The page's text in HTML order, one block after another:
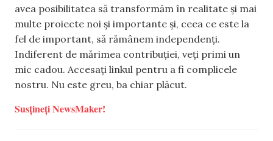
avea posibilitatea să transformăm în realitate și mai
multe proiecte noi și importante și, ceea ce este la
fel de important, să rămânem independenți.
Indiferent de mărimea contribuției, veți primi un
mic cadou. Accesați linkul pentru a fi complicele
nostru. Nu este greu, ba chiar plăcut.
Susțineți NewsMaker!